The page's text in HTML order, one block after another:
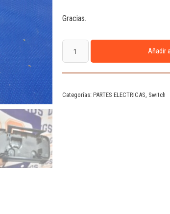
Gracias.
Añadir
Categorías: PARTES ELECTRICAS Switch